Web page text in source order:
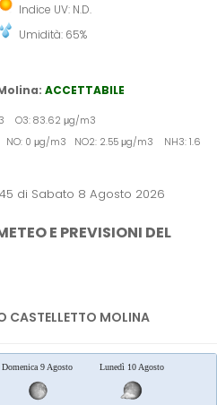
Indice UV: N.D.
Umidità: 65%
ACCETTABILE
O3: 83.62 μg/m3
0 μg/m3 NO2: 2.55 μg/m3 NH3: 1.6
di Sabato 8 Agosto 2026
E PREVISIONI DEL
CASTELLETTO MOLINA
Domenica 9 Agosto Lunedì 10 Agosto